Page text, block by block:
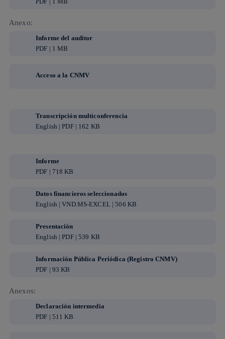
Anexo:
Informe del auditor
PDF | 1 MB
Acceso a la CNMV
Transcripción multiconferencia
English | PDF | 162 KB
Informe
PDF | 718 KB
Datos financieros seleccionados
English | VND.MS-EXCEL | 506 KB
Presentación
English | PDF | 539 KB
Información Pública Periódica (Registro CNMV)
PDF | 93 KB
Anexos:
Declaración intermedia
PDF | 511 KB